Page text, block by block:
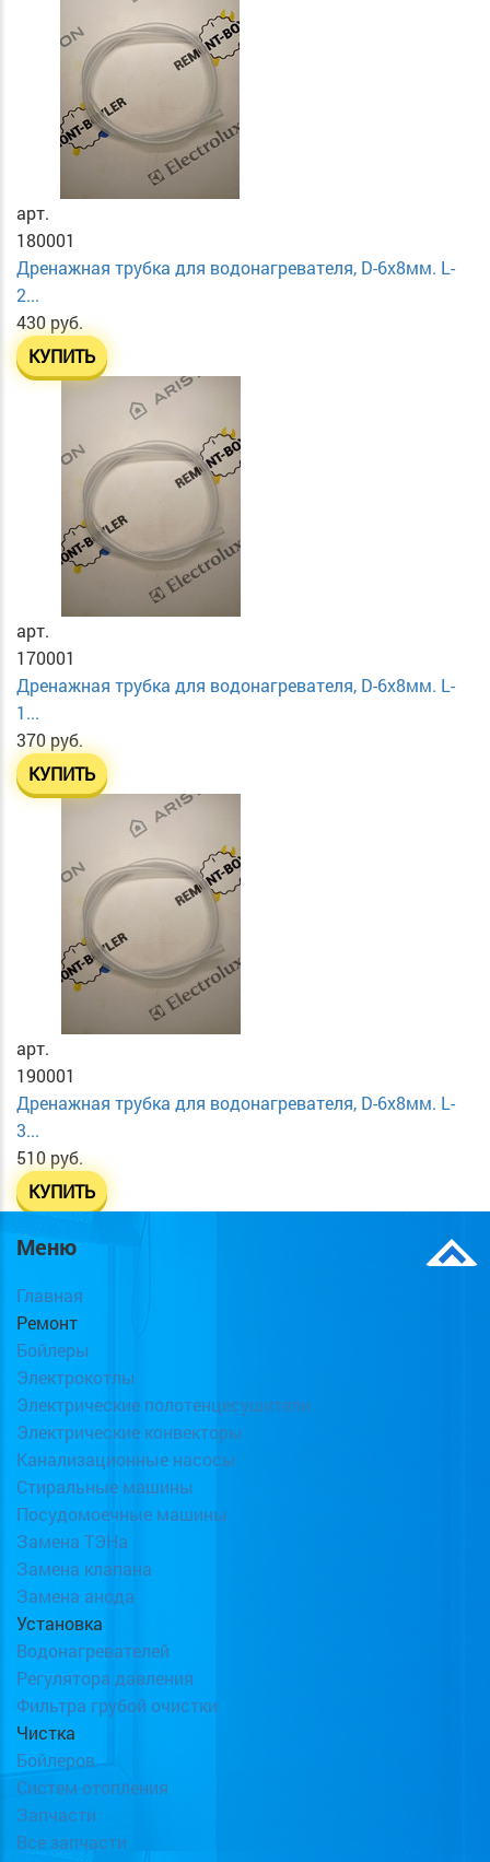
арт.
180001
Дренажная трубка для водонагревателя, D-6х8мм. L-
2...
430 руб.
КУПИТЬ
арт.
170001
Дренажная трубка для водонагревателя, D-6х8мм. L-
1...
370 руб.
КУПИТЬ
арт.
190001
Дренажная трубка для водонагревателя, D-6х8мм. L-
3...
510 руб.
КУПИТЬ
Меню
Главная
Ремонт
Бойлеры
Электрокотлы
Электрические полотенцесушители
Электрические конвекторы
Канализационные насосы
Стиральные машины
Посудомоечные машины
Замена ТЭНа
Замена клапана
Замена анода
Установка
Водонагревателей
Регулятора давления
Фильтра грубой очистки
Чистка
Бойлеров
Систем отопления
Запчасти
Все запчасти